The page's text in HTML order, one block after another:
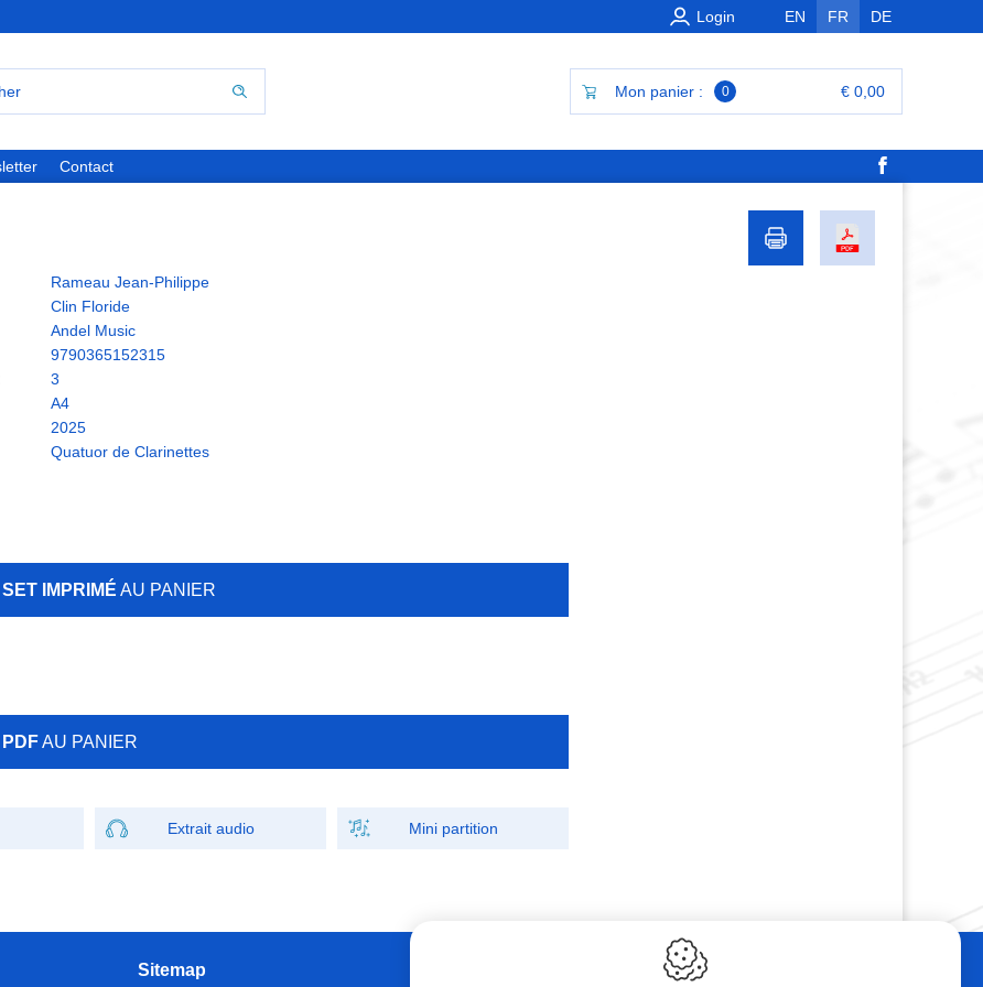
EN FR DE
Login
Mon panier : 0 € 0,00
Contact
Rameau Jean-Philippe
Clin Floride
Andel Music
9790365152315
3
A4
2025
Quatuor de Clarinettes
SET IMPRIMÉ AU PANIER
PDFAU PANIER
Extrait audio Mini partition
Sitemap